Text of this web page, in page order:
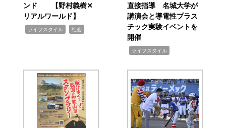
ンド 【野村義樹✕
リアルワールド】
ライフスタイル 社会
直接指導 名城大学が
講演会と導電性プラス
チック実験イベントを
開催
ライフスタイル